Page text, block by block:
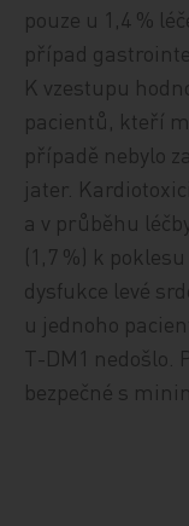
pouze u 1,4 %
případ
K vzestupu
pacientů, kteří
případě nebylo
jater.
a v průběhu
(1,7 %) k
dysfukce levé
u jednoho
T-DM1 nedošlo.
bezpečné s